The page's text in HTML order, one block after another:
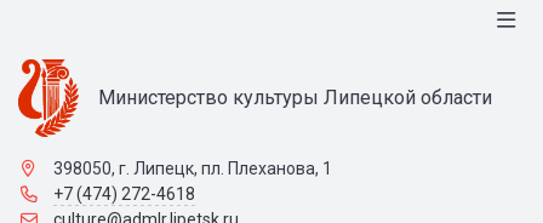
Министерство культуры Липецкой области
398050, г. Липецк, пл. Плеханова, 1
+7 (474) 272-4618